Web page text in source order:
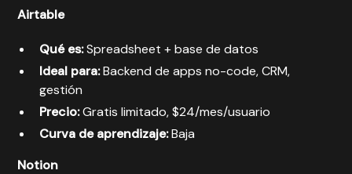
Airtable
Qué es:Spreadsheet + base de datos
Ideal para:Backend de apps no-code, CRM,
gestión
Precio:Gratis limitado, $24/mes/usuario
Curva de aprendizaje:Baja
Notion